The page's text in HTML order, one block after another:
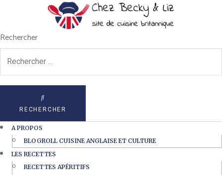
Rechercher
RECHERCHER
A PROPOS
BLOGROLL CUISINE ANGLAISE ET CULTURE
LES RECETTES
RECETTES APÉRITIFS